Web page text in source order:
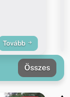
Tovább
Összes